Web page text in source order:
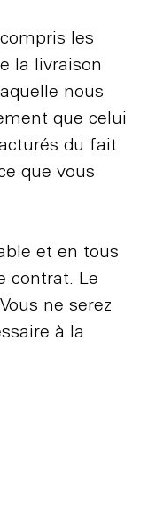
les
la livraison
nous
que celui
du fait
que vous
et en tous
contrat. Le
ne serez
à la